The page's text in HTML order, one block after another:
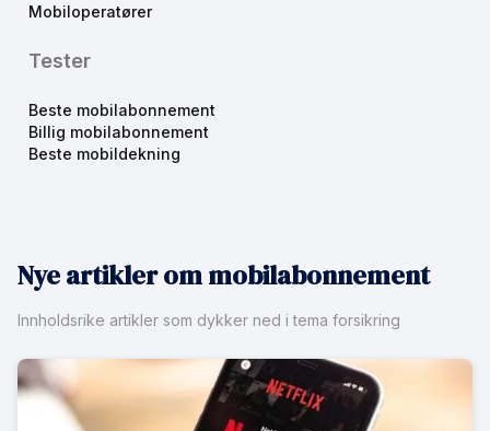
Mobiloperatører
Tester
Beste mobilabonnement
Billig mobilabonnement
Beste mobildekning
Nye artikler om mobilabonnement
Innholdsrike artikler som dykker ned i tema forsikring